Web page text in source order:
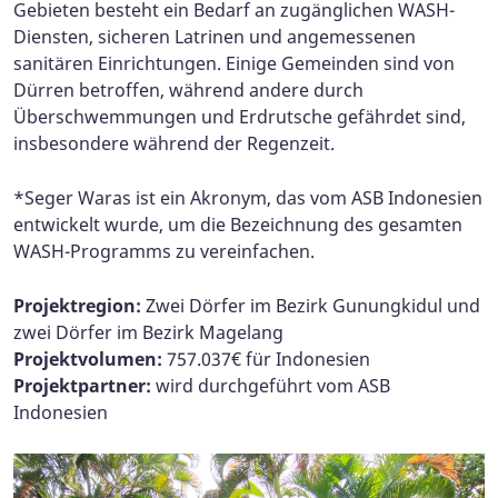
Gebieten besteht ein Bedarf an zugänglichen WASH-
Diensten, sicheren Latrinen und angemessenen
sanitären Einrichtungen. Einige Gemeinden sind von
Dürren betroffen, während andere durch
Überschwemmungen und Erdrutsche gefährdet sind,
insbesondere während der Regenzeit.
*Seger Waras ist ein Akronym, das vom ASB Indonesien
entwickelt wurde, um die Bezeichnung des gesamten
WASH-Programms zu vereinfachen.
Projektregion: Zwei Dörfer im Bezirk Gunungkidul und
zwei Dörfer im Bezirk Magelang
Projektvolumen: 757.037€ für Indonesien
Projektpartner: wird durchgeführt vom ASB
Indonesien